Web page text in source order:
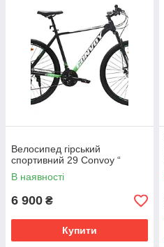
Велосипед гірський
спортивний 29 Convoy “
В наявності
6 900 ₴
Купити